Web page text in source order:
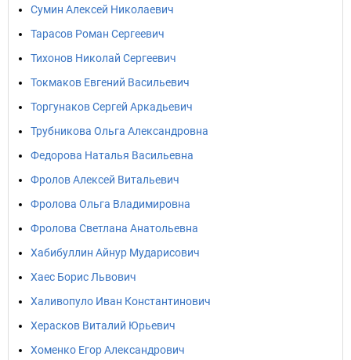
Сумин Алексей Николаевич
Тарасов Роман Сергеевич
Тихонов Николай Сергеевич
Токмаков Евгений Васильевич
Торгунаков Сергей Аркадьевич
Трубникова Ольга Александровна
Федорова Наталья Васильевна
Фролов Алексей Витальевич
Фролова Ольга Владимировна
Фролова Светлана Анатольевна
Хабибуллин Айнур Мударисович
Хаес Борис Львович
Халивопуло Иван Константинович
Херасков Виталий Юрьевич
Хоменко Егор Александрович